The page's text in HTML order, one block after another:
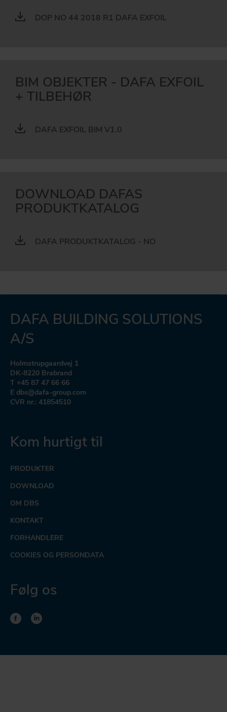
DOP NO 44 2018 R1 DAFA EXFOIL
BIM OBJEKTER - DAFA EXFOIL
+ TILBEHØR
DAFA EXFOIL BIM V1.0
DOWNLOAD DAFAS
PRODUKTKATALOG
DAFA PRODUKTKATALOG - NO
DAFA BUILDING SOLUTIONS
A/S
Holmstrupgaardvej 1
DK-8220 Brabrand
T +45 87 47 66 66
E dbs@dafa-group.com
CVR nr.: 41854510
Kom hurtigt til
PRODUKTER
DOWNLOAD
OM DBS
KONTAKT
FORHANDLERE
COOKIES OG PERSONDATA
Følg os